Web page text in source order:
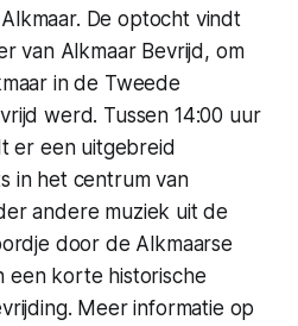
De optocht vindt
van Alkmaar Bevrijd, om
in de Tweede
werd. Tussen 14:00 uur
er een uitgebreid
in het centrum van
andere muziek uit de
door de Alkmaarse
een korte historische
Meer informatie op